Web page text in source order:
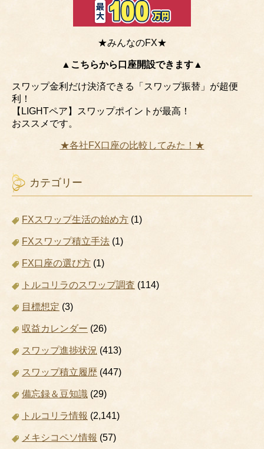
★みんなのFX★
▲こちらから口座開設できます▲
スワップ金利だけ決済できる「スワップ振替」が超便
利！
【LIGHTペア】スワップポイントが最高！
おススメです。
★各社FX口座の比較してみた！★
カテゴリー
FXスワップ生活の始め方 (1)
FXスワップ積立手法 (1)
FX口座の選び方 (1)
トルコリラのスワップ調査 (114)
目標想定 (3)
収益カレンダー (26)
スワップ進捗状況 (413)
スワップ積立履歴 (447)
備忘録＆豆知識 (29)
トルコリラ情報 (2,141)
メキシコペソ情報 (57)